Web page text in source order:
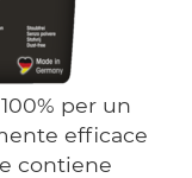
per un
efficace
contiene